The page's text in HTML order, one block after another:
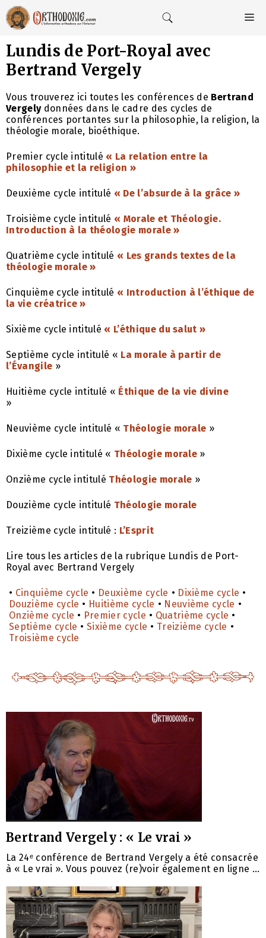
Aller
au
contenu
Lundis de Port-Royal avec
Bertrand Vergely
Vous trouverez ici toutes les conférences de Bertrand
Vergelydonnées dans le cadre des cycles de
conférences portantes sur la philosophie, la religion, la
théologie morale, bioéthique.
Premier cycle intitulé « La relation entre la
philosophie et la religion »
Deuxième cycle intitulé « De l’absurde à la grâce »
Troisième cycle intitulé « Morale et Théologie.
Introduction à la théologie morale »
Quatrième cycle intitulé « Les grands textes de la
théologie morale »
Cinquième cycle intitulé « Introduction à l’éthique de
la vie créatrice »
Sixième cycle intitulé « L’éthique du salut »
Septième cycle intitulé « La morale à partir de
l’Évangile »
Huitième cycle intitulé « Éthique de la vie divine
»
Neuvième cycle intitulé « Théologie morale »
Dixième cycle intitulé « Théologie morale »
Onzième cycle intitulé Théologie morale »
Douzième cycle intitulé Théologie morale
Treizième cycle intitulé : L’Esprit
Lire tous les articles de la rubrique Lundis de Port-
Royal avec Bertrand Vergely
• Cinquième cycle • Deuxième cycle • Dixième cycle •
Douzième cycle • Huitième cycle • Neuvième cycle •
Onzième cycle • Premier cycle • Quatrième cycle •
Septième cycle •Sixième cycle • Treizième cycle •
Troisième cycle
Bertrand Vergely : « Le vrai »
La 24ᵉ conférence de Bertrand Vergely a été consacrée
à « Le vrai ». Vous pouvez (re)voir également en ligne ...